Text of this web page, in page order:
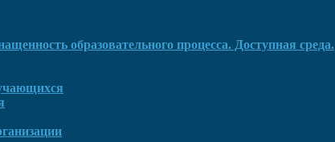
образовательного процесса. Доступная среда.